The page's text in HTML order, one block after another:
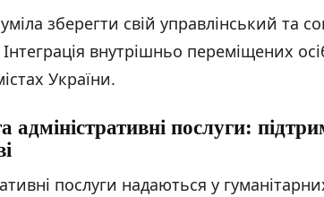
зберегти свій управлінський та
Інтеграція внутрішньо переміщених
України.
адміністративні послуги:
послуги надаються у